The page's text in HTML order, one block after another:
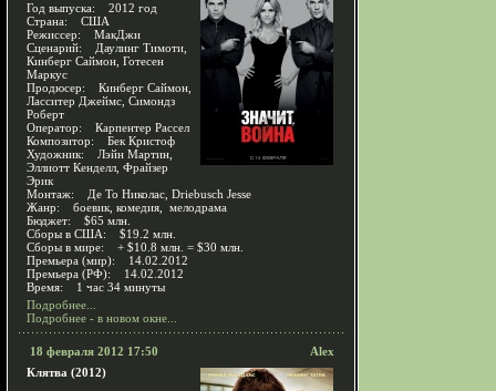
Год выпуска: 2012 год
Страна: США
Режиссер: МакДжи
Сценарий: Даулинг Тимоти,
Кинберг Саймон, Готесен
Маркус
Продюсер: Кинберг Саймон,
Ласситер Джеймс, Симондз
Роберт
Оператор: Карпентер Рассел
Композитор: Бек Кристоф
Художник: Лэйн Мартин,
Эллиотт Кенделл, Фрайзер
Эрик
Монтаж: Де То Николас, Driebusch Jesse
Жанр: боевик, комедия, мелодрама
Бюджет: $65 млн.
Сборы в США: $19.2 млн.
Сборы в мире: + $10.8 млн. = $30 млн.
Премьера (мир): 14.02.2012
Премьера (РФ): 14.02.2012
Время: 1 час 34 минуты
Подробнее...
Подробнее - в новом окне...
18 февраля 2012 17:50
Alex
Клятва (2012)